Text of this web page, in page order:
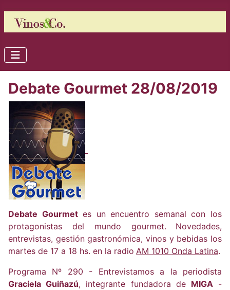
Debate Gourmet 28/08/2019
Debate Gourmetes un encuentro semanal con los
protagonistas del mundo gourmet.
Novedades,
entrevistas, gestión gastronómica, vinos y bebidas los
martes de 17 a 18 hs. en la radio AM 1010 Onda Latina.
Programa Nº 290 - Entrevistamos a la periodista
Graciela Guiñazú, integrante fundadora de MIGA-